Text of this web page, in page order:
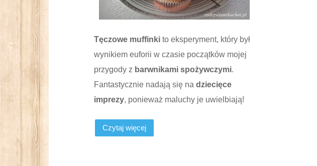
Tęczowe muffinki to eksperyment, który był
wynikiem euforii w czasie początków mojej
przygody z barwnikami spożywczymi.
Fantastycznie nadają się na dziecięce
imprezy, ponieważ maluchy je uwielbiają!
Czytaj więcej